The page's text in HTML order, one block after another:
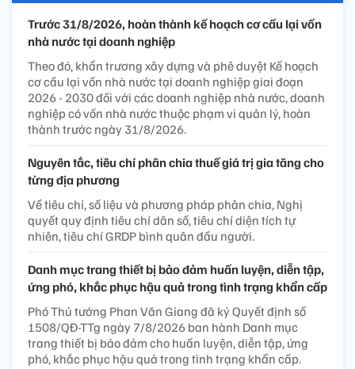
Trước 31/8/2026, hoàn thành kế hoạch cơ cấu lại vốn
nhà nước tại doanh nghiệp
Theo đó, khẩn trương xây dựng và phê duyệt Kế hoạch
cơ cấu lại vốn nhà nước tại doanh nghiệp giai đoạn
2026 - 2030 đối với các doanh nghiệp nhà nước, doanh
nghiệp có vốn nhà nước thuộc phạm vi quản lý, hoàn
thành trước ngày 31/8/2026.
Nguyên tắc, tiêu chí phân chia thuế giá trị gia tăng cho
từng địa phương
Về tiêu chí, số liệu và phương pháp phân chia, Nghị
quyết quy định tiêu chí dân số, tiêu chí diện tích tự
nhiên, tiêu chí GRDP bình quân đầu người.
Danh mục trang thiết bị bảo đảm huấn luyện, diễn tập,
ứng phó, khắc phục hậu quả trong tình trạng khẩn cấp
Phó Thủ tướng Phan Văn Giang đã ký Quyết định số
1508/QĐ-TTg ngày 7/8/2026 ban hành Danh mục
trang thiết bị bảo đảm cho huấn luyện, diễn tập, ứng
phó, khắc phục hậu quả trong tình trạng khẩn cấp.